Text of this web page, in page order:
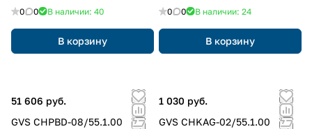
0 0 В наличии: 40
В корзину
0 0 В наличии: 24
В корзину
51 606 руб.
GVS CHPBD-08/55.1.00
1 030 руб.
GVS CHKAG-02/55.1.00